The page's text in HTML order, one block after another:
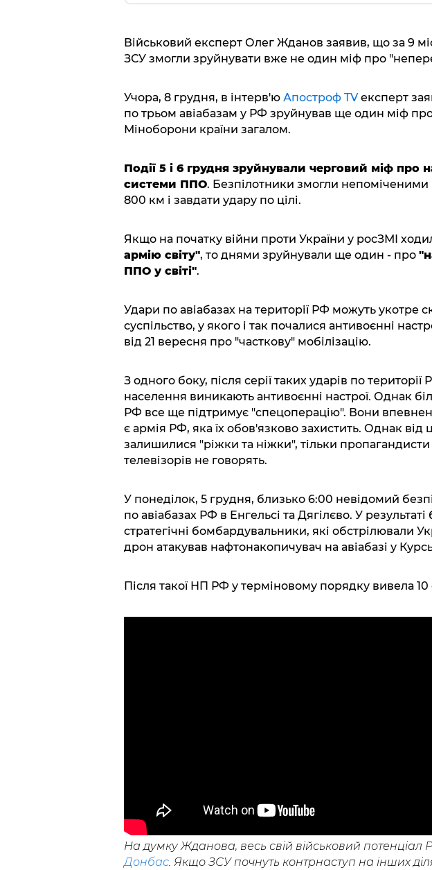
Військовий експерт Олег Жданов заявив, що за 9
ЗСУ змогли зруйнувати вже не один міф про
Учора, 8 грудня, в інтерв'ю Апостроф TVексперт
по трьом авіабазам у РФ зруйнував ще один міф
Міноборони країни загалом.
Події 5 і 6 грудня зруйнували черговий міф про
системи ППО. Безпілотники змогли непоміченими
800 км і завдати удару по цілі.
Якщо на початку війни проти України у росЗМІ
армію світу", то днями зруйнували ще один - про
ППО у світі".
Удари по авіабазах на території РФ можуть укотре
суспільство, у якого і так почалися антивоєнні
від 21 вересня про "часткову" мобілізацію.
З одного боку, після серії таких ударів по території
населення виникають антивоєнні настрої. Однак
РФ все ще підтримує "спецоперацію". Вони
є армія РФ, яка їх обов'язково захистить. Однак від
залишилися "ріжки та ніжки", тільки
телевізорів не говорять.
У понеділок, 5 грудня, близько 6:00 невідомий
по авіабазах РФ в Енгельсі та Дягілєво. У
стратегічні бомбардувальники, які обстрілювали
дрон атакував нафтонакопичувач на авіабазі у
Після такої НП РФ у терміновому порядку вивела 10
На думку Жданова, весь свій військовий
Донбас. Якщо ЗСУ почнуть контрнаступ на інших